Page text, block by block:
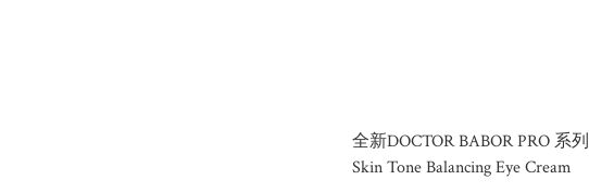
全新DOCTOR BABOR PRO 系列
Skin Tone Balancing Eye Cream